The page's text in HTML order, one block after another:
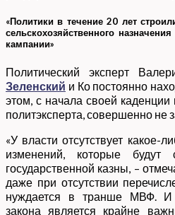
«Политики в течение 20 лет
сельскохозяйственного
кампании»
Политический эксперт
Зеленский и Ко постоянно
этом, с начала своей
политэксперта, совершенно не
«У власти отсутствует какое-
изменений, которые будут
государственной казны, –
даже при отсутствии
нуждается в транше МВФ. И
закона является крайне